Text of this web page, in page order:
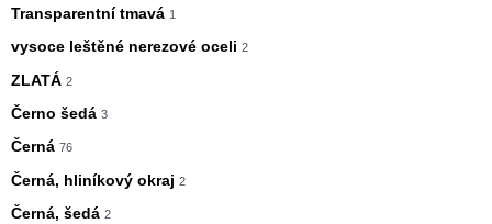
Transparentní tmavá 1
vysoce leštěné nerezové oceli 2
ZLATÁ 2
Černo šedá 3
Černá 76
Černá, hliníkový okraj 2
Černá, šedá 2